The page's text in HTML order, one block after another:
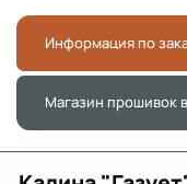
Информация по
Магазин прошивок